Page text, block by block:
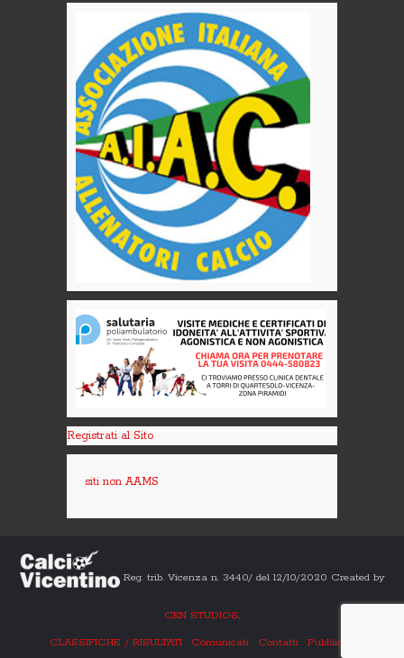
Registrati al Sito
siti non AAMS
Reg. trib. Vicenza n. 3440/ del 12/10/2020 Created by
CKN STUDIOS.
CLASSIFICHE / RISULTATI
Comunicati Contatti Pubblicità